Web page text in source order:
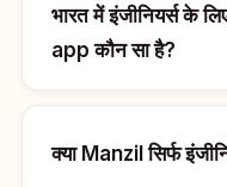
भारत में इंजीनियर्स के
app कौन सा है?
क्या Manzil सिर्फ